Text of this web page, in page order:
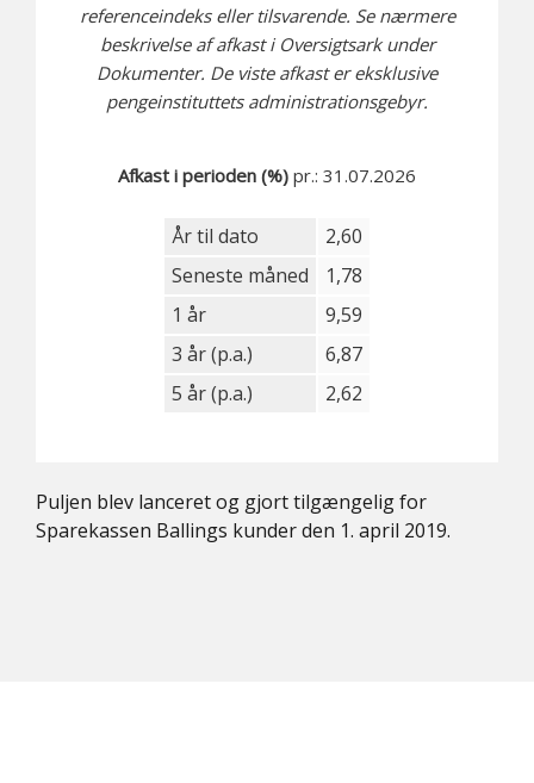
referenceindeks eller tilsvarende. Se nærmere
beskrivelse af afkast i Oversigtsark under
Dokumenter. De viste afkast er eksklusive
pengeinstituttets administrationsgebyr.
Afkast i perioden (%) pr.: 31.07.2026
År til dato
Seneste måned
1 år
3 år (p.a.)
5 år (p.a.)
2,60
1,78
9,59
6,87
2,62
Puljen blev lanceret og gjort tilgængelig for
Sparekassen Ballings kunder den 1. april 2019.